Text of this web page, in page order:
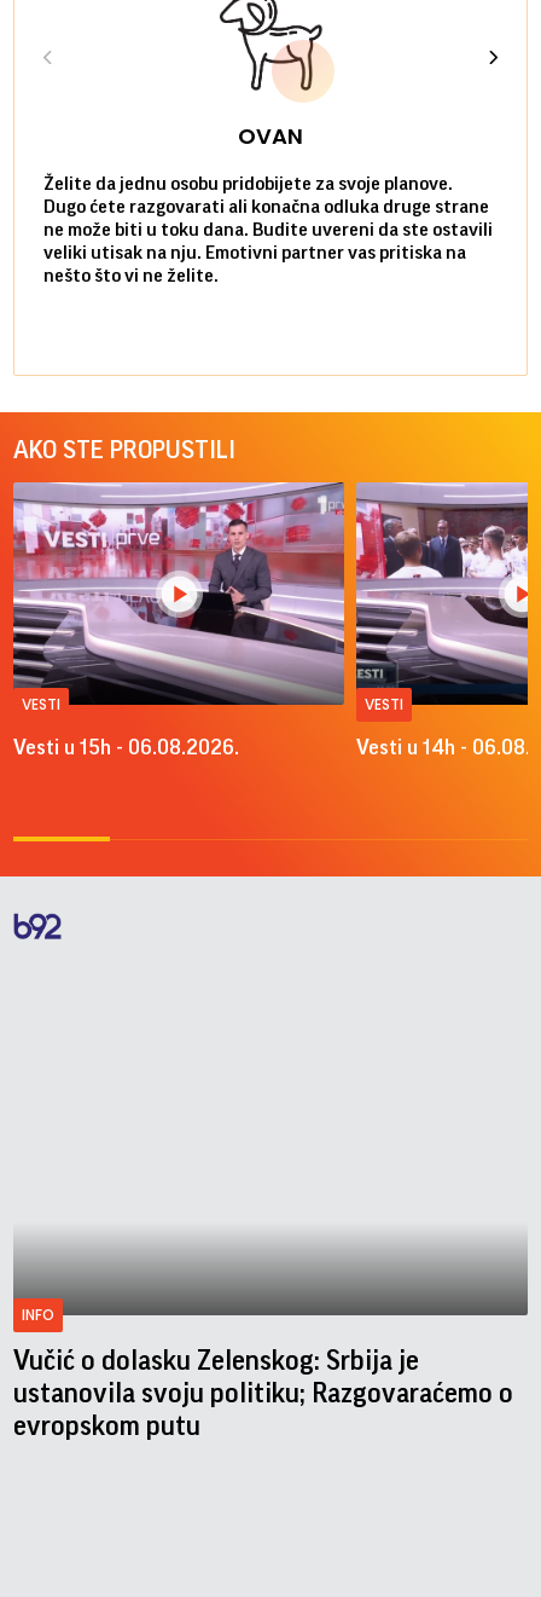
OVAN
Želite da jednu osobu pridobijete za svoje planove.
Dugo ćete razgovarati ali konačna odluka druge strane
ne može biti u toku dana. Budite uvereni da ste ostavili
veliki utisak na nju. Emotivni partner vas pritiska na
nešto što vi ne želite.
AKO STE PROPUSTILI
VESTI
Vesti u 15h - 06.08.2026.
VESTI
Vesti u 14h -
INFO
Vučić o dolasku Zelenskog: Srbija je
ustanovila svoju politiku; Razgovaraćemo o
evropskom putu